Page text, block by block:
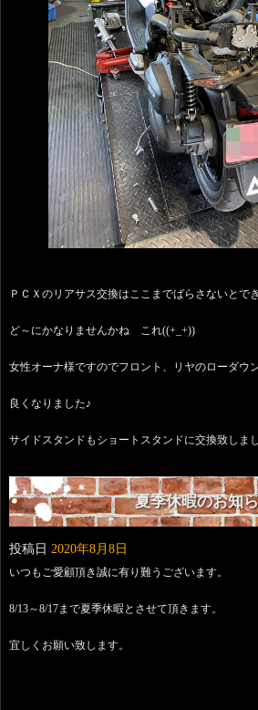
ＰＣＸのリアサス交換はここまでばらさないとで
ど～にかなりませんかね これ((+_+))
女性オーナ様ですのでフロント、リヤのローダウ
良くなりました♪
サイドスタンドもショートスタンドに交換致しま
夏季休暇のお知
投稿日 2020年8月8日
いつもご愛顧頂き誠に有り難うございます。
8/13～8/17まで夏季休暇とさせて頂きます。
宜しくお願い致します。